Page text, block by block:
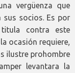
vergüenza que
socios. Es por
contra este
ocasión requiere,
ilustre prohombre
levantara la